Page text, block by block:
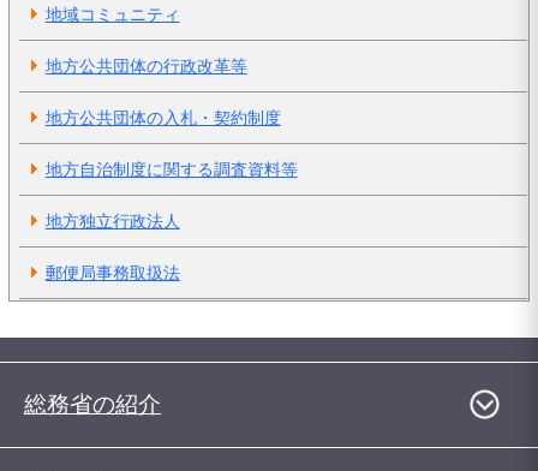
地域コミュニティ
地方公共団体の行政改革等
地方公共団体の入札・契約制度
地方自治制度に関する調査資料等
地方独立行政法人
郵便局事務取扱法
総務省の紹介